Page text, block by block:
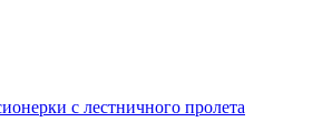
с лестничного пролета